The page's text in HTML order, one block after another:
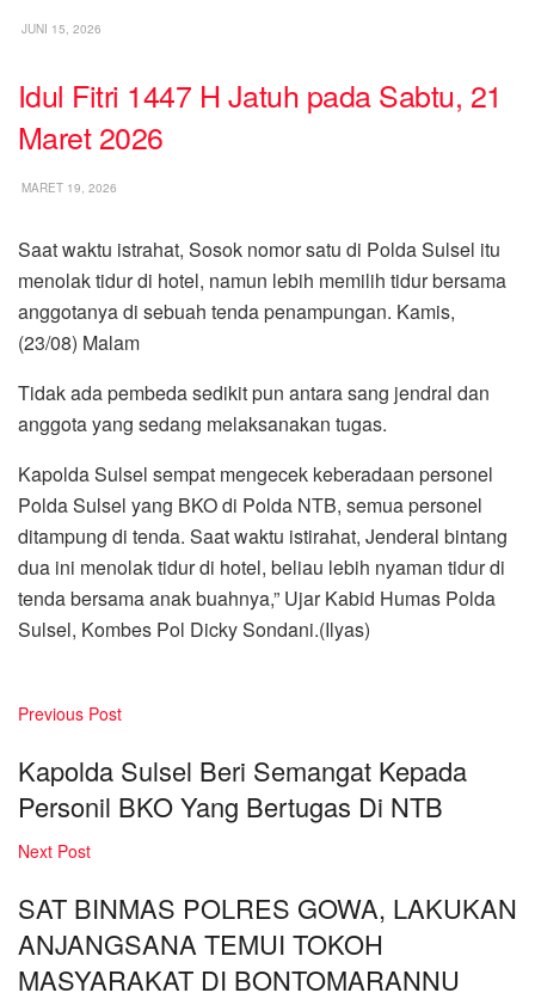
JUNI 15, 2026
Idul Fitri 1447 H Jatuh pada Sabtu, 21
Maret 2026
MARET 19, 2026
Saat waktu istrahat, Sosok nomor satu di Polda Sulsel itu
menolak tidur di hotel, namun lebih memilih tidur bersama
anggotanya di sebuah tenda penampungan. Kamis,
(23/08) Malam
Tidak ada pembeda sedikit pun antara sang jendral dan
anggota yang sedang melaksanakan tugas.
Kapolda Sulsel sempat mengecek keberadaan personel
Polda Sulsel yang BKO di Polda NTB, semua personel
ditampung di tenda. Saat waktu istirahat, Jenderal bintang
dua ini menolak tidur di hotel, beliau lebih nyaman tidur di
tenda bersama anak buahnya,” Ujar Kabid Humas Polda
Sulsel, Kombes Pol Dicky Sondani.(Ilyas)
Previous Post
Kapolda Sulsel Beri Semangat Kepada
Personil BKO Yang Bertugas Di NTB
Next Post
SAT BINMAS POLRES GOWA, LAKUKAN
ANJANGSANA TEMUI TOKOH
MASYARAKAT DI BONTOMARANNU